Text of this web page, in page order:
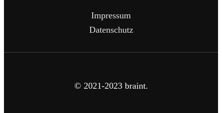
Impressum
Datenschutz
© 2021-2023 braint.